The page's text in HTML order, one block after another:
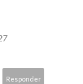
Responder